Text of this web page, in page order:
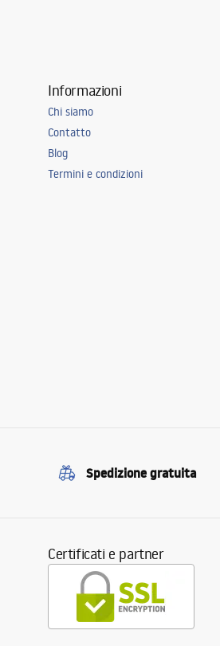
Informazioni
Chi siamo
Contatto
Blog
Termini e condizioni
Spedizione gratuita
Certificati e partner